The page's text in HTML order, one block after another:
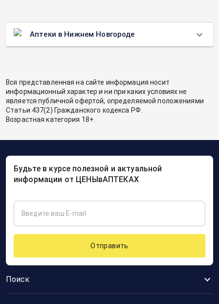
Аптеки в Нижнем Новгороде
Вся представленная на сайте информация носит
информационный характер и ни при каких условиях не
является публичной офертой, определяемой положениями
Статьи 437(2) Гражданского кодекса РФ.
Возрастная категория 18+.
Поиск
Будьте в курсе полезной и актуальной
информации от ЦЕНЫвАПТЕКАХ
Отправить